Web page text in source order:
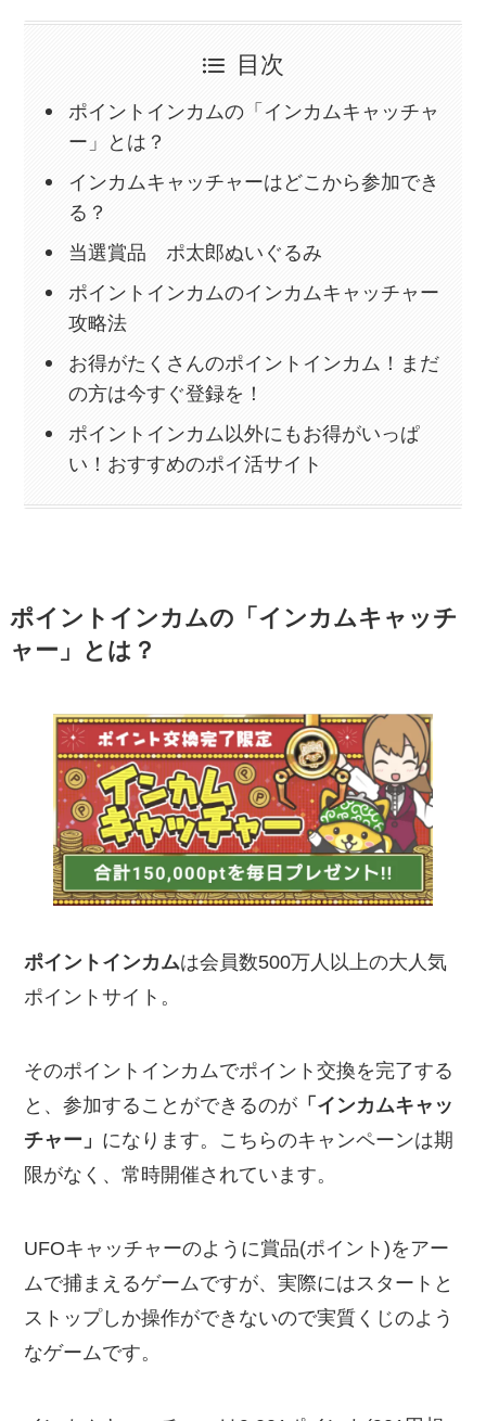
【認定ユーザー特典】ハピタス会員登録
【認定ユーザー特典】Powl招待コード利
用で最大330円相当
【公式アンバサダー特典】ちょびリッチ
新規登録で最大2,500円相当
ワラウ新規入会キャンペーンで最大
【認定ユーザー特典】ECナビ紹介コード
利用で最大1,350円相当（8/31まで）
「げん玉×チリツモ」コラボキャンペー
ン！新規登録で最大750円相当
三菱UFJ銀行口座開設は紹介コードで最
大21,500円！
8,700円！
目次
ポイントインカムの「インカムキャッチャ
ー」とは？
インカムキャッチャーはどこから参加でき
る？
当選賞品 ポ太郎ぬいぐるみ
ポイントインカムのインカムキャッチャー
攻略法
お得がたくさんのポイントインカム！まだ
の方は今すぐ登録を！
ポイントインカム以外にもお得がいっぱ
い！おすすめのポイ活サイト
ポイントインカムの「インカムキャッチ
ャー」とは？
ポイントインカムは会員数500万人以上の大人気
ポイントサイト。
そのポイントインカムでポイント交換を完了する
と、参加することができるのが 「インカムキャッ
チャー」 になります。こちらのキャンペーンは期
限がなく、常時開催されています。
UFOキャッチャーのように賞品(ポイント)をアー
ムで捕まえるゲームですが、実際にはスタートと
ストップしか操作ができないので実質くじのよう
なゲームです。